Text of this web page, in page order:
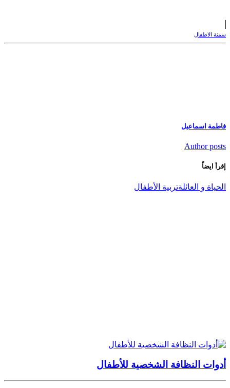
سمنة الاطفال
فاطمة اسماعيل
Author posts
إقرأ ايضاً
الحياة و العائلةتربية الأطفال
أدوات النظافة الشخصية للأطفال